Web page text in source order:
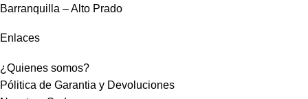
Barranquilla – Alto Prado
Enlaces
¿Quienes somos?
Pólitica de Garantia y Devoluciones